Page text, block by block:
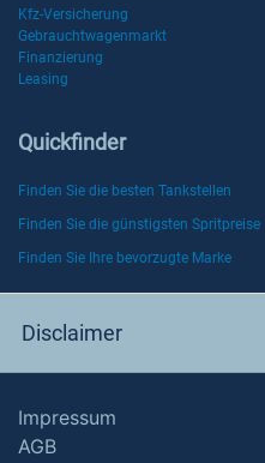
Kfz-Versicherung
Gebrauchtwagenmarkt
Finanzierung
Leasing
Quickfinder
Finden Sie die besten Tankstellen
Finden Sie die günstigsten Spritpreise
Finden Sie Ihre bevorzugte Marke
Disclaimer
Impressum
AGB